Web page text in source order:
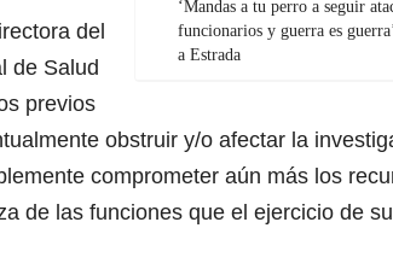
‘Mandas a tu perro a seguir
funcionarios y guerra es
a Estrada
del
de Salud
previos
obstruir y/o afectar la
comprometer aún más los
de las funciones que el ejercicio de su